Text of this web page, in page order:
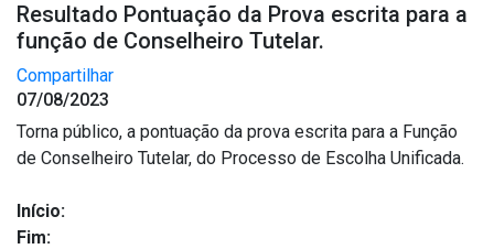
Resultado Pontuação da Prova escrita para a
função de Conselheiro Tutelar.
Compartilhar
07/08/2023
Torna público, a pontuação da prova escrita para a Função
de Conselheiro Tutelar, do Processo de Escolha Unificada.
Início:
Fim: